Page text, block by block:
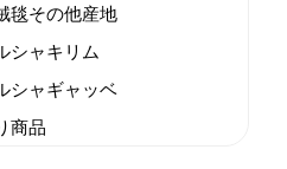
毯その他産地
シャキリム
シャギャッベ
商品